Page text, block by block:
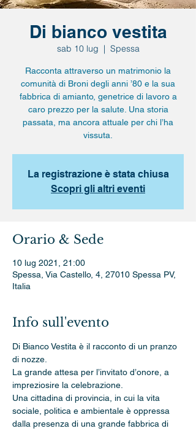
Di bianco vestita
sab 10 lug
  |
Spessa
Racconta attraverso un matrimonio la
comunità di Broni degli anni ’80 e la sua
fabbrica di amianto, genetrice di lavoro a
caro prezzo per la salute. Una storia
passata, ma ancora attuale per chi l’ha
vissuta.
La registrazione è stata chiusa
Scopri gli altri eventi
Orario & Sede
10 lug 2021, 21:00
Spessa, Via Castello, 4, 27010 Spessa PV,
Italia
Info sull'evento
Di Bianco Vestita è il racconto di un pranzo
di nozze.
La grande attesa per l’invitato d’onore, a
impreziosire la celebrazione.
Una cittadina di provincia, in cui la vita
sociale, politica e ambientale è oppressa
dalla presenza di una grande fabbrica di